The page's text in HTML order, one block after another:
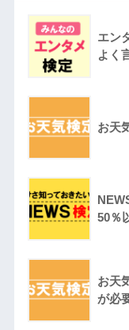
エン
よく
お天
50％
お天
が必